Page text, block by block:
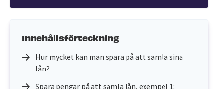
Innehållsförteckning
Hur mycket kan man spara på att samla sina
lån?
Spara pengar på att samla lån, exempel 1: